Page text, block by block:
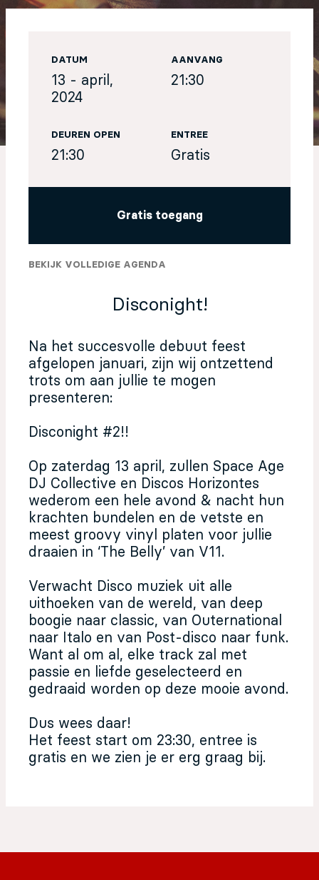
Disconight!
Na het succesvolle debuut feest
afgelopen januari, zijn wij ontzettend
trots om aan jullie te mogen
presenteren:
Disconight #2!!
Op zaterdag 13 april, zullen Space Age
DJ Collective en Discos Horizontes
wederom een hele avond & nacht hun
krachten bundelen en de vetste en
meest groovy vinyl platen voor jullie
draaien in ‘The Belly’ van V11.
Verwacht Disco muziek uit alle
uithoeken van de wereld, van deep
boogie naar classic, van Outernational
naar Italo en van Post-disco naar funk.
Want al om al, elke track zal met
passie en liefde geselecteerd en
gedraaid worden op deze mooie avond.
Dus wees daar!
Het feest start om 23:30, entree is
gratis en we zien je er erg graag bij.
DATUM
13 - april,
2024
AANVANG
21:30
DEUREN OPEN
21:30
ENTREE
Gratis
Gratis toegang
BEKIJK VOLLEDIGE AGENDA